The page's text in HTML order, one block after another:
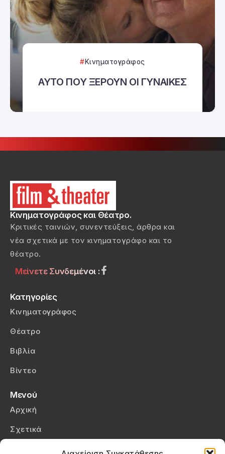
Κινηματογράφος
ΑΥΤΟ ΠΟΥ ΞΕΡΟΥΝ ΟΙ ΓΥΝΑΙΚΕΣ
Κινηματογράφος και Θέατρο.
Κριτικές ταινιών, συνεντεύξεις, άρθρα και
νέα σχετικά με τον κινηματογράφο και το
θέατρο.
Μείνετε Συνδεμένοι :
Κατηγορίες
Κινηματογράφος
Θέατρο
Βιβλία
Βίντεο
Μενού
Αρχική
Σχετικά